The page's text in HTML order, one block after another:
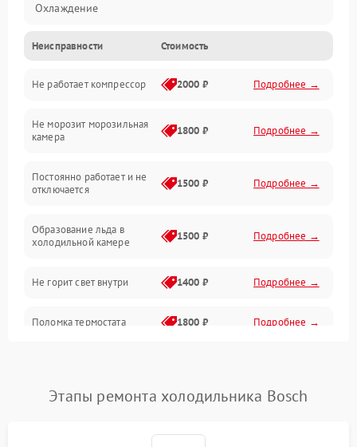
Охлаждение
Механика
Электропитание
Дренаж
Неисправности Стоимость
Не работает компрессор 2000 ₽ Подробнее →
Не морозит морозильная
камера
1800 ₽ Подробнее →
Постоянно работает и не
отключается
1500 ₽ Подробнее →
Образование льда в
холодильной камере
1500 ₽ Подробнее →
Не горит свет внутри 1400 ₽ Подробнее →
Поломка термостата 1800 ₽ Подробнее →
Поломка системы No Frost 2600 ₽ Подробнее →
Этапы ремонта холодильника Bosch